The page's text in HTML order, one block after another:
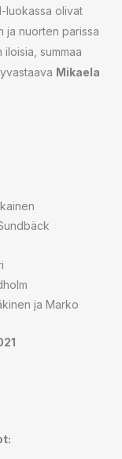
luokassa olivat
ja nuorten parissa
summaa
Mikaela
ja Marko